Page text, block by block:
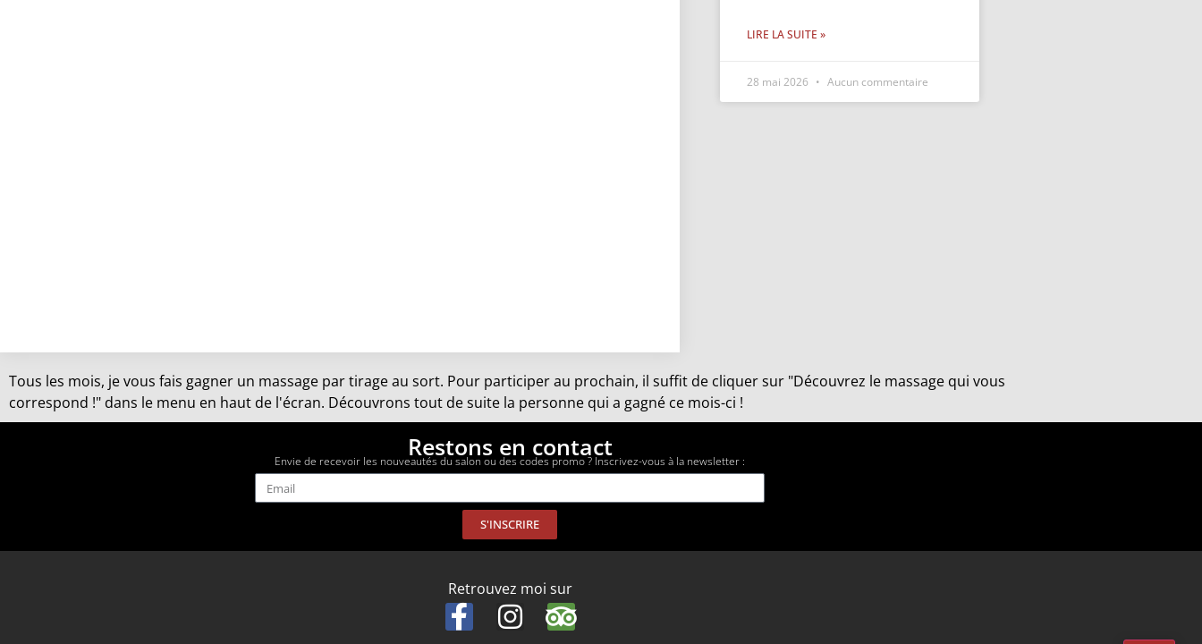
LIRE LA SUITE »
28 mai 2026 Aucun commentaire
Tous les mois, je vous fais gagner un massage par tirage au sort. Pour participer au prochain, il suffit de cliquer sur "Découvrez le massage qui vous
correspond !" dans le menu en haut de l'écran. Découvrons tout de suite la personne qui a gagné ce mois-ci !
Restons en contact
Envie de recevoir les nouveautés du salon ou des codes promo ? Inscrivez-vous à la newsletter :
S'INSCRIRE
Retrouvez moi sur